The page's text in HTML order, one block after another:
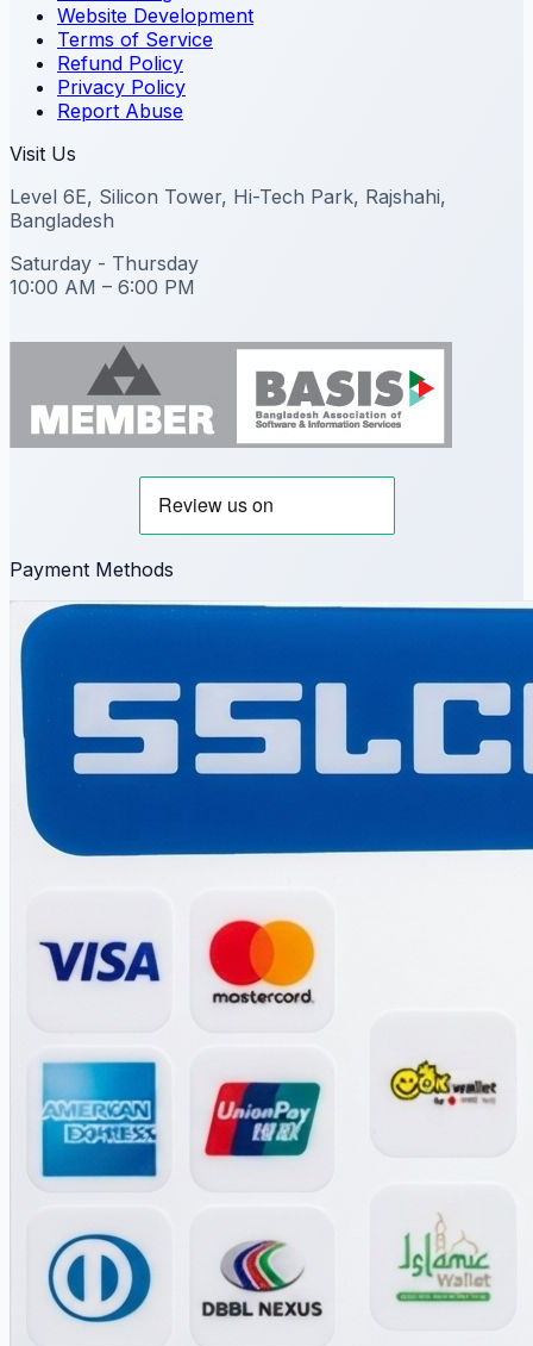
Website Development
Terms of Service
Refund Policy
Privacy Policy
Report Abuse
Visit Us
Level 6E, Silicon Tower, Hi-Tech Park, Rajshahi,
Bangladesh
Saturday - Thursday
10:00 AM – 6:00 PM
Payment Methods